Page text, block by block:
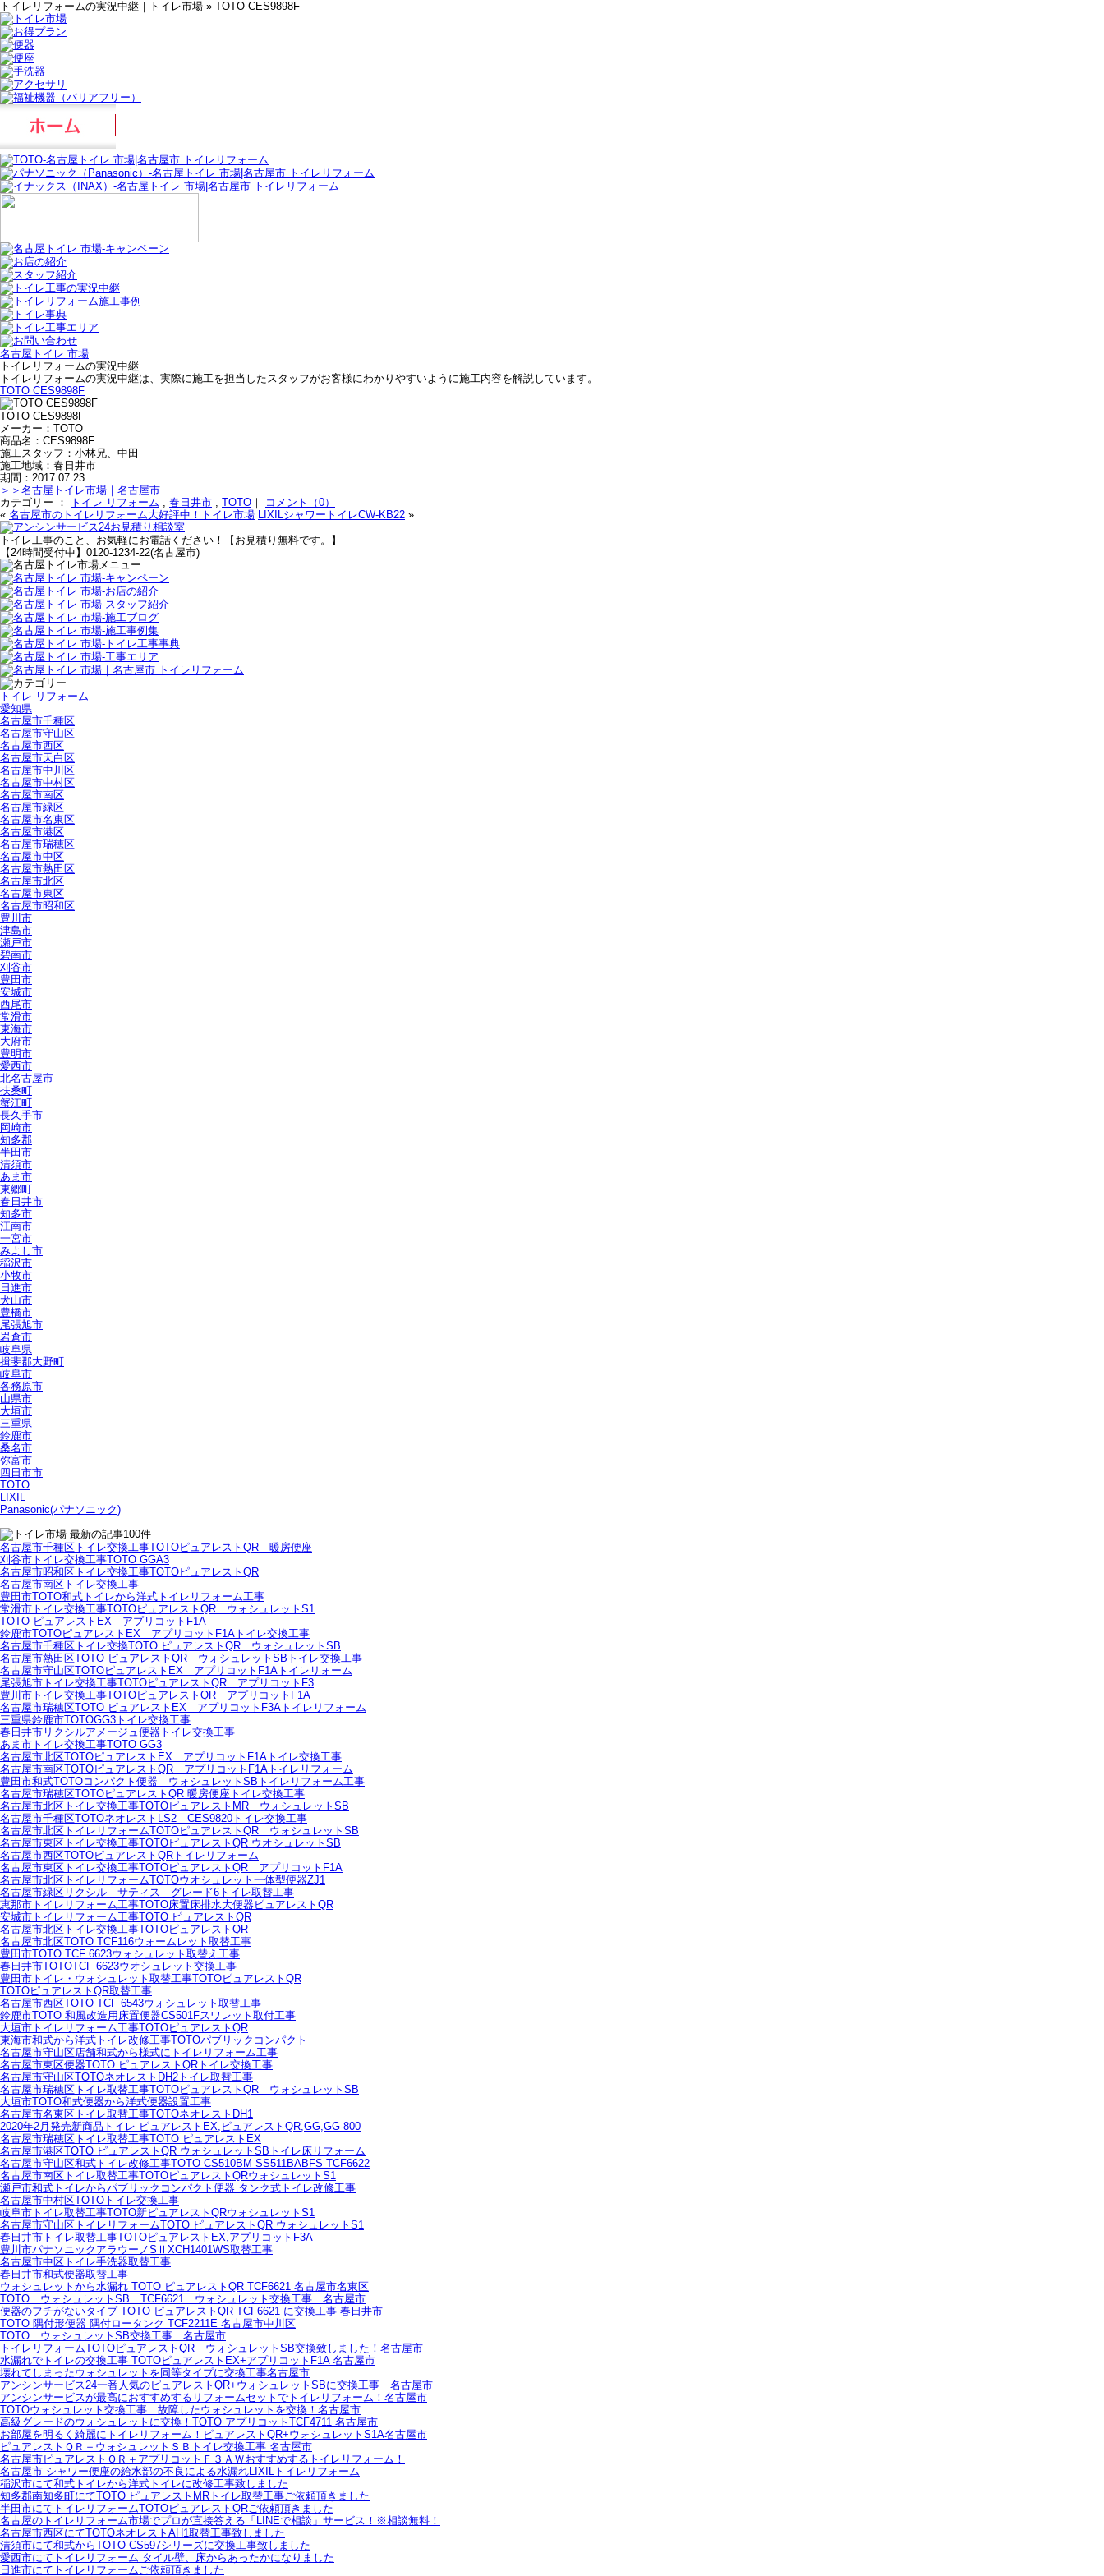
トイレリフォームの実況中継｜トイレ市場 » TOTO CES9898F
名古屋トイレ 市場
トイレリフォームの実況中継
トイレリフォームの実況中継は、実際に施工を担当したスタッフがお客様にわかりやすいように施工内容を解説しています。
TOTO CES9898F
TOTO CES9898F
メーカー：TOTO
商品名：CES9898F
施工スタッフ：小林兄、中田
施工地域：春日井市
期間：2017.07.23
＞＞名古屋トイレ市場｜名古屋市
カテゴリー ：
トイレ リフォーム , 春日井市 , TOTO ｜
コメント（0）
« 名古屋市のトイレリフォーム大好評中！トイレ市場 LIXILシャワートイレCW-KB22 »
トイレ工事のこと、お気軽にお電話ください！【お見積り無料です。】
【24時間受付中】0120-1234-22(名古屋市)
トイレ リフォーム
愛知県
名古屋市千種区
名古屋市守山区
名古屋市西区
名古屋市天白区
名古屋市中川区
名古屋市中村区
名古屋市南区
名古屋市緑区
名古屋市名東区
名古屋市港区
名古屋市瑞穂区
名古屋市中区
名古屋市熱田区
名古屋市北区
名古屋市東区
名古屋市昭和区
豊川市
津島市
瀬戸市
碧南市
刈谷市
豊田市
安城市
西尾市
常滑市
東海市
大府市
豊明市
愛西市
北名古屋市
扶桑町
蟹江町
長久手市
岡崎市
知多郡
半田市
清須市
あま市
東郷町
春日井市
知多市
江南市
一宮市
みよし市
稲沢市
小牧市
日進市
犬山市
豊橋市
尾張旭市
岩倉市
岐阜県
揖斐郡大野町
岐阜市
各務原市
山県市
大垣市
三重県
鈴鹿市
桑名市
弥富市
四日市市
TOTO
LIXIL
Panasonic(パナソニック)
名古屋市千種区トイレ交換工事TOTOピュアレストQR 暖房便座
刈谷市トイレ交換工事TOTO GGA3
名古屋市昭和区トイレ交換工事TOTOピュアレストQR
名古屋市南区トイレ交換工事
豊田市TOTO和式トイレから洋式トイレリフォーム工事
常滑市トイレ交換工事TOTOピュアレストQR ウォシュレットS1
TOTO ピュアレストEX アプリコットF1A
鈴鹿市TOTOピュアレストEX アプリコットF1Aトイレ交換工事
名古屋市千種区トイレ交換TOTO ピュアレストQR ウォシュレットSB
名古屋市熱田区TOTO ピュアレストQR ウォシュレットSBトイレ交換工事
名古屋市守山区TOTOピュアレストEX アプリコットF1Aトイレリォーム
尾張旭市トイレ交換工事TOTOピュアレストQR アプリコットF3
豊川市トイレ交換工事TOTOピュアレストQR アプリコットF1A
名古屋市瑞穂区TOTO ピュアレストEX アプリコットF3Aトイレリフォーム
三重県鈴鹿市TOTOGG3トイレ交換工事
春日井市リクシルアメージュ便器トイレ交換工事
あま市トイレ交換工事TOTO GG3
名古屋市北区TOTOピュアレストEX アプリコットF1Aトイレ交換工事
名古屋市南区TOTOピュアレストQR アプリコットF1Aトイレリフォーム
豊田市和式TOTOコンパクト便器 ウォシュレットSBトイレリフォーム工事
名古屋市瑞穂区TOTOピュアレストQR 暖房便座トイレ交換工事
名古屋市北区トイレ交換工事TOTOピュアレストMR ウォシュレットSB
名古屋市千種区TOTOネオレストLS2 CES9820トイレ交換工事
名古屋市北区トイレリフォームTOTOピュアレストQR ウォシュレットSB
名古屋市東区トイレ交換工事TOTOピュアレストQR ウオシュレットSB
名古屋市西区TOTOピュアレストQRトイレリフォーム
名古屋市東区トイレ交換工事TOTOピュアレストQR アプリコットF1A
名古屋市北区トイレリフォームTOTOウオシュレット一体型便器ZJ1
名古屋市緑区リクシル サティス グレード6トイレ取替工事
恵那市トイレリフォーム工事TOTO床置床排水大便器ピュアレストQR
安城市トイレリフォーム工事TOTO ピュアレストQR
名古屋市北区トイレ交換工事TOTOピュアレストQR
名古屋市北区TOTO TCF116ウォームレット取替工事
豊田市TOTO TCF 6623ウォシュレット取替え工事
春日井市TOTOTCF 6623ウオシュレット交換工事
豊田市トイレ・ウォシュレット取替工事TOTOピュアレストQR
TOTOピュアレストQR取替工事
名古屋市西区TOTO TCF 6543ウォシュレット取替工事
鈴鹿市TOTO 和風改造用床置便器CS501Fスワレット取付工事
大垣市トイレリフォーム工事TOTOピュアレストQR
東海市和式から洋式トイレ改修工事TOTOパブリックコンパクト
名古屋市守山区店舗和式から様式にトイレリフォーム工事
名古屋市東区便器TOTO ピュアレストQRトイレ交換工事
名古屋市守山区TOTOネオレストDH2トイレ取替工事
名古屋市瑞穂区トイレ取替工事TOTOピュアレストQR ウォシュレットSB
大垣市TOTO和式便器から洋式便器設置工事
名古屋市名東区トイレ取替工事TOTOネオレストDH1
2020年2月発売新商品トイレ ピュアレストEX,ピュアレストQR,GG,GG-800
名古屋市瑞穂区トイレ取替工事TOTO ピュアレストEX
名古屋市港区TOTO ピュアレストQR ウォシュレットSBトイレ床リフォーム
名古屋市守山区和式トイレ改修工事TOTO CS510BM SS511BABFS TCF6622
名古屋市南区トイレ取替工事TOTOピュアレストQRウォシュレットS1
瀬戸市和式トイレからパブリックコンパクト便器 タンク式トイレ改修工事
名古屋市中村区TOTOトイレ交換工事
岐阜市トイレ取替工事TOTO新ピュアレストQRウォシュレットS1
名古屋市守山区トイレリフォームTOTO ピュアレストQR ウォシュレットS1
春日井市トイレ取替工事TOTOピュアレストEX,アプリコットF3A
豊川市パナソニックアラウーノSⅡXCH1401WS取替工事
名古屋市中区トイレ手洗器取替工事
春日井市和式便器取替工事
ウォシュレットから水漏れ TOTO ピュアレストQR TCF6621 名古屋市名東区
TOTO ウォシュレットSB TCF6621 ウォシュレット交換工事 名古屋市
便器のフチがないタイプ TOTO ピュアレストQR TCF6621 に交換工事 春日井市
TOTO 隅付形便器 隅付ロータンク TCF2211E 名古屋市中川区
TOTO ウォシュレットSB交換工事 名古屋市
トイレリフォームTOTOピュアレストQR ウォシュレットSB交換致しました！名古屋市
水漏れでトイレの交換工事 TOTOピュアレストEX+アプリコットF1A 名古屋市
壊れてしまったウォシュレットを同等タイプに交換工事名古屋市
アンシンサービス24一番人気のピュアレストQR+ウォシュレットSBに交換工事 名古屋市
アンシンサービスが最高におすすめするリフォームセットでトイレリフォーム！名古屋市
TOTOウォシュレット交換工事 故障したウォシュレットを交換！名古屋市
高級グレードのウォシュレットに交換！TOTO アプリコットTCF4711 名古屋市
お部屋を明るく綺麗にトイレリフォーム！ピュアレストQR+ウォシュレットS1A名古屋市
ピュアレストＱＲ＋ウォシュレットＳＢトイレ交換工事 名古屋市
名古屋市ピュアレストＱＲ＋アプリコットＦ３ＡＷおすすめするトイレリフォーム！
名古屋市 シャワー便座の給水部の不良による水漏れLIXILトイレリフォーム
稲沢市にて和式トイレから洋式トイレに改修工事致しました
知多郡南知多町にてTOTO ピュアレストMRトイレ取替工事ご依頼頂きました
半田市にてトイレリフォームTOTOピュアレストQRご依頼頂きました
名古屋のトイレリフォーム市場でプロが直接答える「LINEで相談」サービス！※相談無料！
名古屋市西区にてTOTOネオレストAH1取替工事致しました
清須市にて和式からTOTO CS597シリーズに交換工事致しました
愛西市にてトイレリフォーム タイル壁、床からあったかになりました
日進市にてトイレリフォームご依頼頂きました